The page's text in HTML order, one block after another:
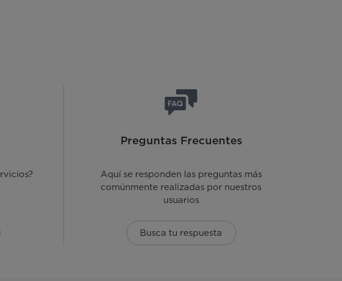
Preguntas Frecuentes
Aquí se responden las preguntas más
comúnmente realizadas por nuestros
usuarios
Busca tu respuesta